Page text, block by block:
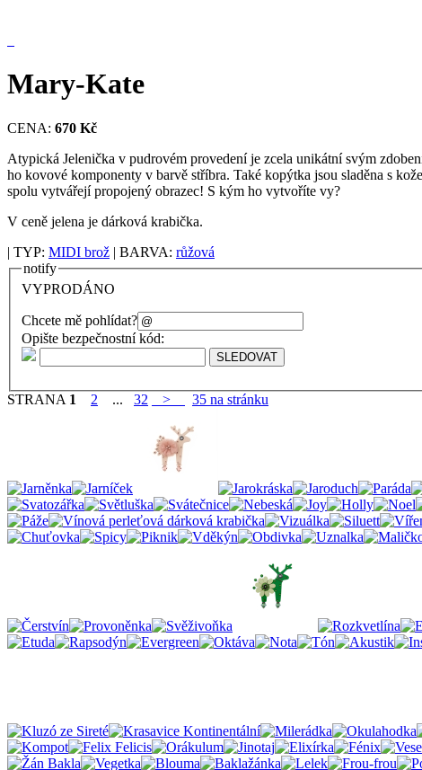
Mary-Kate
CENA: 670 Kč
Atypická Jelenička v pudrovém provedení je zcela unikátní svým
ho kovové komponenty v barvě stříbra. Také kopýtka jsou sladěna s
spolu vytvářejí propojený obrazec! S kým ho vytvoříte vy?
V ceně jelena je dárková krabička.
| TYP: MIDI brož | BARVA: růžová
notify
VYPRODÁNO
Chcete mě pohlídat?
Opište bezpečnostní kód:
STRANA 1 2 ... 32 > 35 na stránku